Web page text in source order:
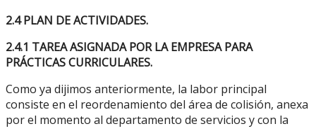
2.4 PLAN DE ACTIVIDADES.
2.4.1 TAREA ASIGNADA POR LA EMPRESA PARA
PRÁCTICAS CURRICULARES.
Como ya dijimos anteriormente, la labor principal
consiste en el reordenamiento del área de colisión, anexa
por el momento al departamento de servicios y con la